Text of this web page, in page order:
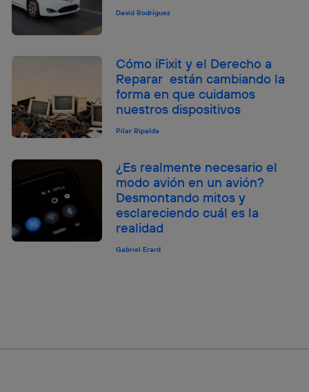
David Rodríguez
Cómo iFixit y el Derecho a
Reparar están cambiando la
forma en que cuidamos
nuestros dispositivos
Pilar Ripalda
¿Es realmente necesario el
modo avión en un avión?
Desmontando mitos y
esclareciendo cuál es la
realidad
Gabriel Erard